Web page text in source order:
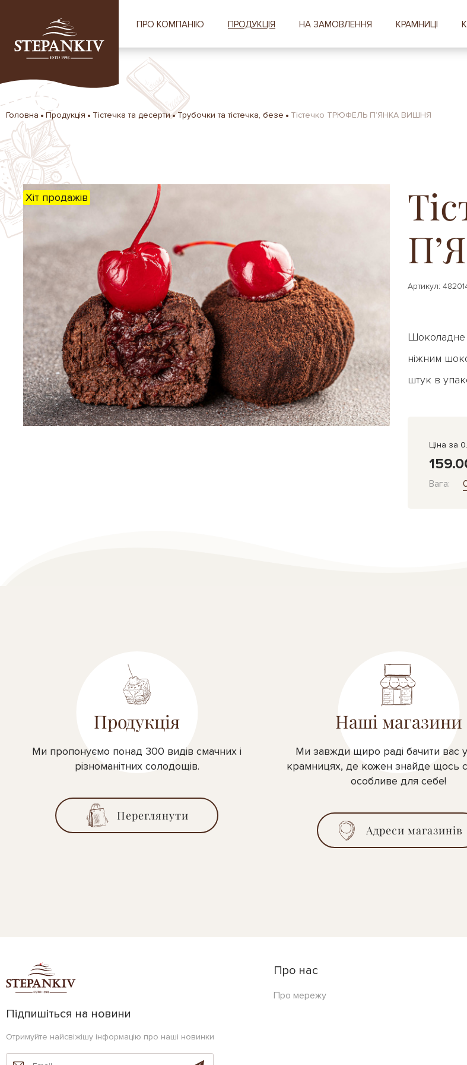
ПРО КОМПАНІЮ ПРОДУКЦІЯ НА ЗАМОВЛЕННЯ КРАМНИЦІ
Головна Продукція Тістечка та десерти Трубочки та тістечка, безе Тістечко ТРЮФЕЛЬ П’ЯНКА ВИШНЯ
Хіт продажів
Артикул:
Шоколадне
ніжним
штук в
Ціна за
Вага:
Продукція
Ми пропонуємо понад 300 видів смачних і
різноманітних солодощів.
Переглянути
Наші магазини
Ми завжди щиро раді бачити вас
крамницях, де кожен знайде щось
особливе для себе!
Адреси магазинів
Про нас
Про мережу
Підпишіться на новини
Отримуйте найсвіжішу інформацію про наші новинки